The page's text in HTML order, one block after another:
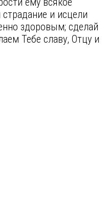
и исцели
здоровым; сделай
Тебе славу, Отцу и